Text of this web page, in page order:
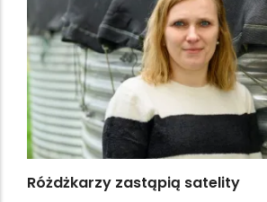
Różdżkarzy zastąpią satelity